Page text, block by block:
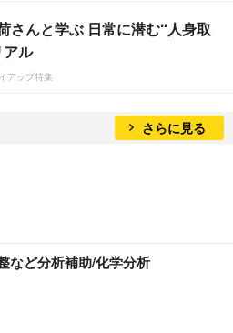
さんと学ぶ 日常に潜む“人身取
アル
アップ特集
さらに見る
など分析補助/化学分析